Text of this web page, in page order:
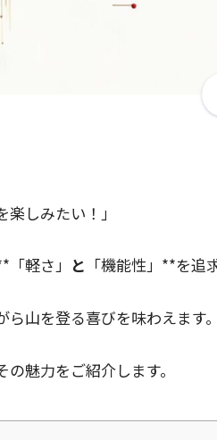
しみたい！」
軽さ」 と 「機能性」**を追
山を登る喜びを味わえます。
魅力をご紹介します。